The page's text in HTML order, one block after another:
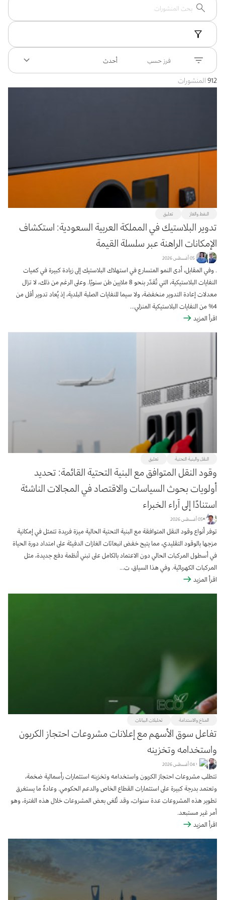
نوفر بيانات موثوقة ودقيقة في مجالي الطاقة والاقتصاد، ونتيحها للجميع.
استعرض الصور لأبرز فعالياتنا الأخيرة ومبادراتنا وشراكاتنا.
يرجى التواصل معنا للاستفسارات العامة، وفرص التعاون، والطلبات الإعلامية.
انضم إلى فريقنا
عن كابسارك
فرز حسب أحدث
912المنشورات
النفط والغاز تعليق
تدوير البلاستيك في المملكة العربية السعودية: استكشاف
الإمكانات الراهنة عبر سلسلة القيمة
05 أغسطس 2026
. وفي المقابل، أدى النمو المتسارع في استهلاك البلاستيك إلى زيادة كبيرة في كميات
النفايات البلاستيكية، التي تُقدّر بنحو 8 ملايين طن سنويًا. وعلى الرغم من ذلك، لا تزال
معدلات إعادة التدوير منخفضة، ولا سيما للنفايات الصلبة البلدية، إذ يُعاد تدوير أقل من
4% من النفايات البلاستيكية المنزلي...
اقرأ المزيد
النقل والبنية التحتية تعليق
وقود النقل المتوافق مع البنية التحتية القائمة: تحديد
أولويات بحوث السياسات والاقتصاد في المجالات الناشئة
استنادًا إلى آراء الخبراء
05 أغسطس 2026
توفر أنواع وقود النقل المتوافقة مع البنية التحتية الحالية ميزة فريدة تتمثل في إمكانية
مزجها بالوقود التقليدي، مما يتيح خفض انبعاثات الغازات الدفيئة على امتداد دورة الحياة
في أسطول المركبات الحالي دون الاعتماد بالكامل على تبني أنظمة دفع جديدة، مثل
المركبات الكهربائية. وفي هذا السياق، ت...
اقرأ المزيد
المناخ والاستدامة تحليلات البيانات
تفاعل سوق الأسهم مع إعلانات مشروعات احتجاز الكربون
واستخدامه وتخزينه
04 أغسطس 2026
تتطلب مشروعات احتجاز الكربون واستخدامه وتخزينه استثمارات رأسمالية ضخمة،
وتعتمد بدرجة كبيرة على استثمارات القطاع الخاص والدعم الحكومي. وعادةً ما يستغرق
تطوير هذه المشروعات عدة سنوات، وقد تُلغى بعض المشروعات خلال هذه الفترة، وهو
أمر غير مستبعد.
اقرأ المزيد